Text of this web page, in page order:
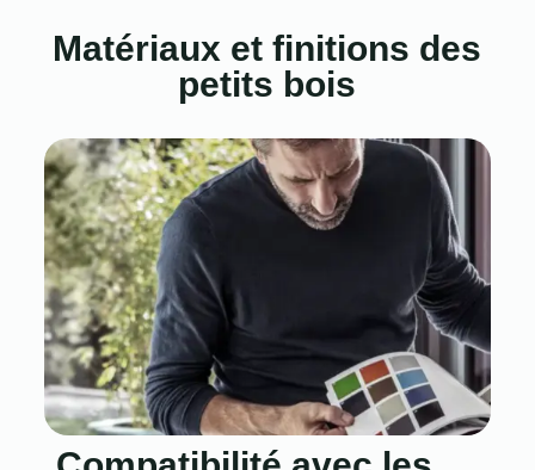
Matériaux et finitions des
petits bois